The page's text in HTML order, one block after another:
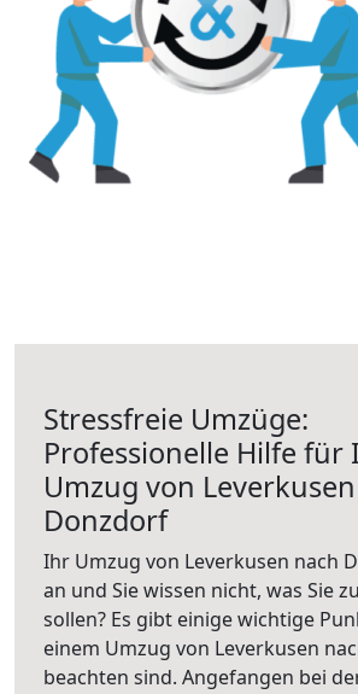
Stressfreie Umzüge:
Professionelle Hilfe für
Umzug von
Donzdorf
Ihr Umzug von Leverkusen nach
an und Sie wissen nicht, was Sie
sollen? Es gibt einige wichtige
einem Umzug von Leverkusen
beachten sind. Angefangen bei